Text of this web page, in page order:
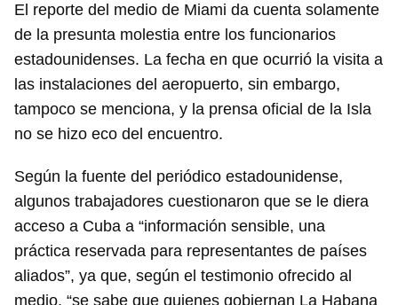
El reporte del medio de Miami da cuenta solamente
de la presunta molestia entre los funcionarios
estadounidenses. La fecha en que ocurrió la visita a
las instalaciones del aeropuerto, sin embargo,
tampoco se menciona, y la prensa oficial de la Isla
no se hizo eco del encuentro.
Según la fuente del periódico estadounidense,
algunos trabajadores cuestionaron que se le diera
acceso a Cuba a “información sensible, una
práctica reservada para representantes de países
aliados”, ya que, según el testimonio ofrecido al
medio, “se sabe que quienes gobiernan La Habana